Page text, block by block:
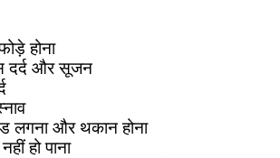
होना
दर्द और सूजन
लगना और थकान होना
हो पाना